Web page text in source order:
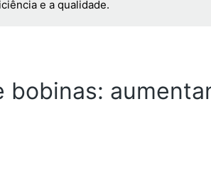
e a qualidade.